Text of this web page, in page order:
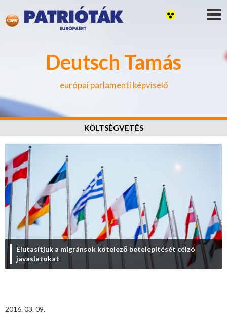
Deutsch Tamás
európai parlamenti képviselő
KÖLTSÉGVETÉS
Elutasítjuk a migránsok kötelező betelepítését célzó
javaslatokat
2016. 03. 09.